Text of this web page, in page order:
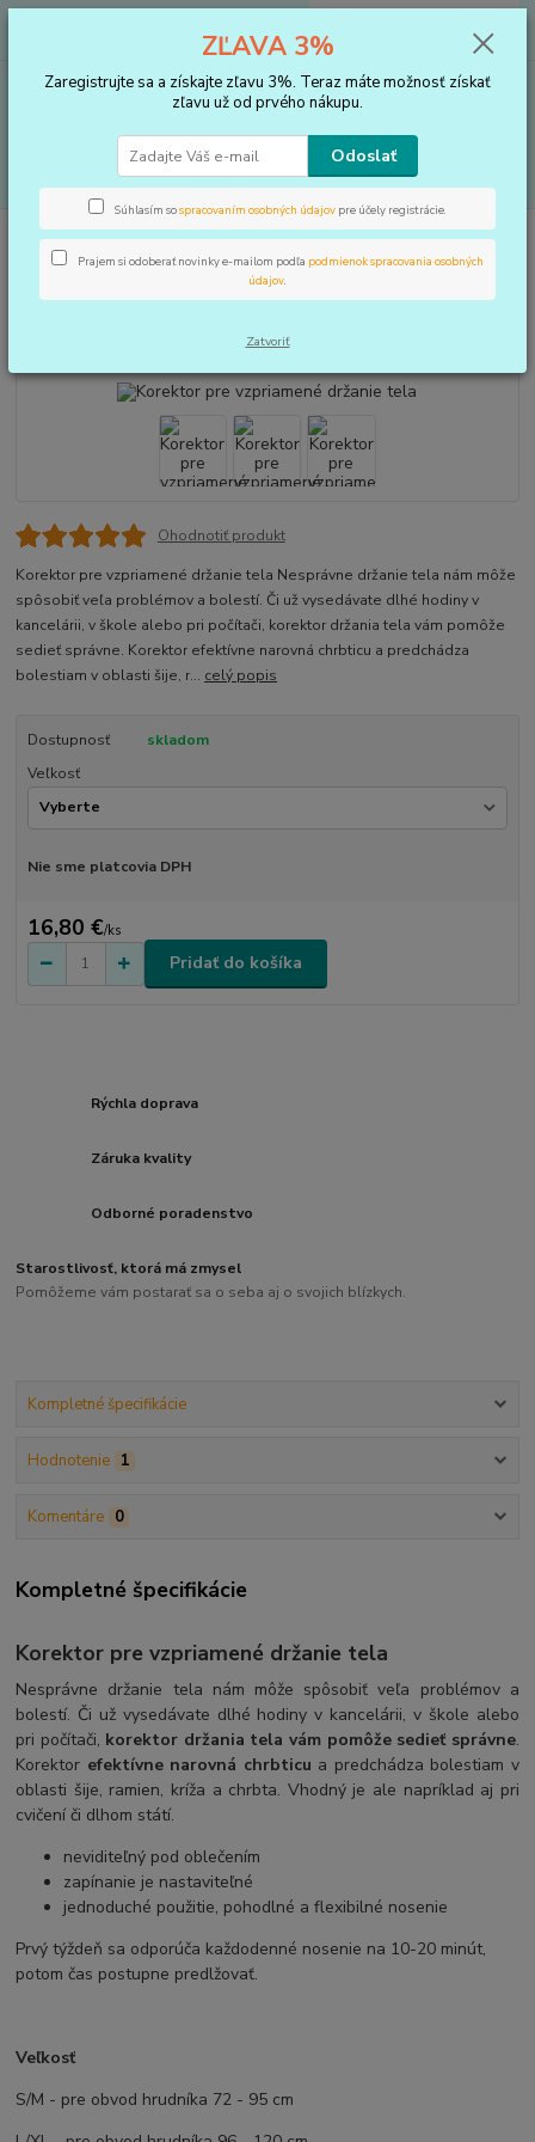
za0 €
Úvod BANDÁŽE Trup Korektor pre vzpriamené držanie tela
Korektor pre vzpriamené držanie
Ohodnotiť produkt
Korektor pre vzpriamené držanie tela Nesprávne držanie tela nám môže
spôsobiť veľa problémov a bolestí. Či už vysedávate dlhé hodiny v
kancelárii, v škole alebo pri počítači, korektor držania tela vám pomôže
sedieť správne. Korektor efektívne narovná chrbticu a predchádza
bolestiam v oblasti šije, r... celý popis
Dostupnosť
skladom
Veľkosť
Nie sme platcovia DPH
16,80 €/ks
Pridať do košíka
Rýchla doprava
Záruka kvality
Odborné poradenstvo
Starostlivosť, ktorá má zmysel
Pomôžeme vám postarať sa o seba aj o svojich blízkych.
Kompletné špecifikácie
Hodnotenie 1
Komentáre 0
Kompletné špecifikácie
Korektor pre vzpriamené držanie tela
Nesprávne držanie tela nám môže spôsobiť veľa problémov a
bolestí. Či už vysedávate dlhé hodiny v kancelárii, v škole alebo
pri počítači, korektor držania tela vám pomôže sedieť správne.
Korektor efektívne narovná chrbticu a predchádza bolestiam v
oblasti šije, ramien, kríža a chrbta. Vhodný je ale napríklad aj pri
cvičení či dlhom státí.
neviditeľný pod oblečením
zapínanie je nastaviteľné
jednoduché použitie, pohodlné a flexibilné nosenie
Prvý týždeň sa odporúča každodenné nosenie na 10-20 minút,
potom čas postupne predlžovať.
Veľkosť
S/M - pre obvod hrudníka 72 - 95 cm
ZĽAVA 3%
Zaregistrujte sa a získajte zľavu 3%. Teraz máte možnosť získať
zľavu už od prvého nákupu.
Odoslať
Súhlasím sospracovaním osobných údajov pre účely registrácie.
Prajem si odoberať novinky e-mailom podľa podmienok spracovania osobných
údajov.
Zatvoriť